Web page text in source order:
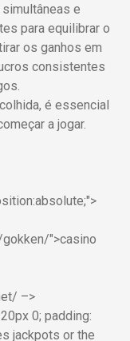
e
para equilibrar o
os ganhos em
consistentes
é essencial
a jogar.
">casino
–>
0; padding:
jackpots or the